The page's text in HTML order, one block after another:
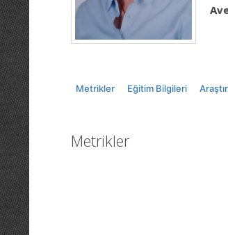
Metrikler Eğitim Bilgileri
Metrikler